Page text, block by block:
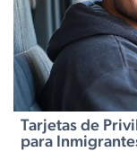
Tarjetas de
para